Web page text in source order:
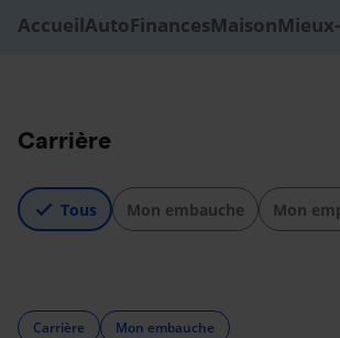
AccueilAutoFinancesMaison
Carrière
Tous Mon embauche Mon
Carrière Mon embauche